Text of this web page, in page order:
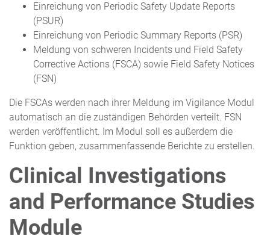
Einreichung von Periodic Safety Update Reports
(PSUR)
Einreichung von Periodic Summary Reports (PSR)
Meldung von schweren Incidents und Field Safety
Corrective Actions (FSCA) sowie Field Safety Notices
(FSN)
Die FSCAs werden nach ihrer Meldung im Vigilance Modul
automatisch an die zuständigen Behörden verteilt. FSN
werden veröffentlicht. Im Modul soll es außerdem die
Funktion geben, zusammenfassende Berichte zu erstellen.
Clinical Investigations
and Performance Studies
Module